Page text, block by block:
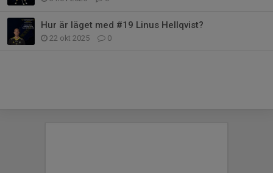
Hur är läget med #19 Linus Hellqvist?
22 okt 2025 0